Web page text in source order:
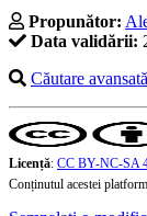
Propunător:
Data validării:
Căutare avansată
Licență: CC BY-NC-SA
Conținutul acestei